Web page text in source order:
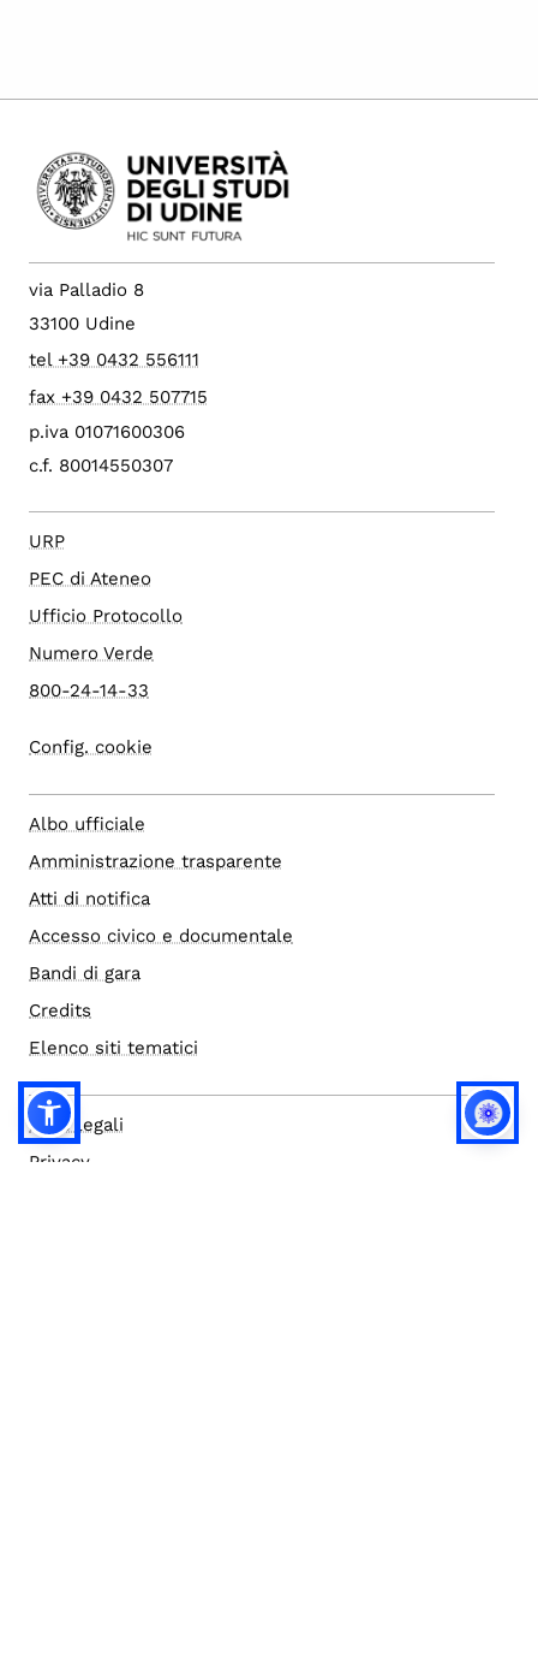
via Palladio 8
33100 Udine
tel +39 0432 556111
fax +39 0432 507715
p.iva 01071600306
c.f. 80014550307
URP
PEC di Ateneo
Ufficio Protocollo
Numero Verde
800-24-14-33
Config. cookie
Albo ufficiale
Amministrazione trasparente
Atti di notifica
Accesso civico e documentale
Bandi di gara
Credits
Elenco siti tematici
Note legali
Privacy